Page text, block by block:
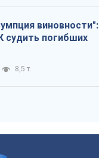
виновности":
судить погибших
8,5 т.